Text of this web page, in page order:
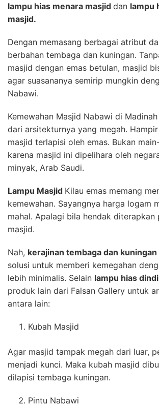
lampu hias menara masjid dan lampu
masjid.
Dengan memasang berbagai atribut
berbahan tembaga dan kuningan.
masjid dengan emas betulan, masjid
agar suasananya semirip mungkin
Nabawi.
Kemewahan Masjid Nabawi di
dari arsitekturnya yang megah.
masjid terlapisi oleh emas. Bukan
karena masjid ini dipelihara oleh
minyak, Arab Saudi.
Lampu Masjid Kilau emas memang
kemewahan. Sayangnya harga logam
mahal. Apalagi bila hendak
masjid.
Nah, kerajinan tembaga dan kuningan
solusi untuk memberi kemegahan
lebih minimalis. Selain lampu hias
produk lain dari Falsan Gallery untuk
antara lain:
Kubah Masjid
Agar masjid tampak megah dari luar,
menjadi kunci. Maka kubah masjid
dilapisi tembaga kuningan.
Pintu Nabawi